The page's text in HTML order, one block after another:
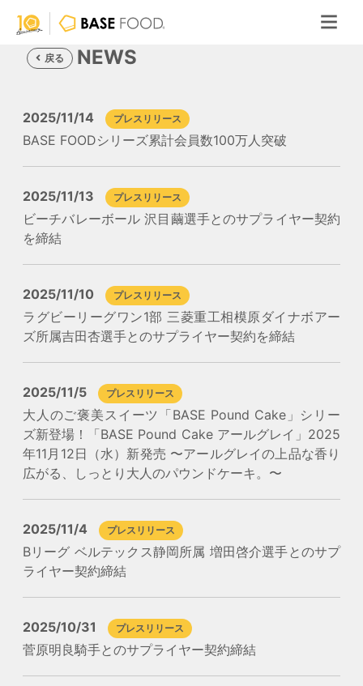
戻る NEWS
2025/11/14 プレスリリース
BASE FOODシリーズ累計会員数100万人突破
2025/11/13 プレスリリース
ビーチバレーボール 沢目繭選手とのサプライヤー契約
を締結
2025/11/10 プレスリリース
ラグビーリーグワン1部 三菱重工相模原ダイナボアー
ズ所属吉田杏選手とのサプライヤー契約を締結
2025/11/5 プレスリリース
大人のご褒美スイーツ「BASE Pound Cake」シリー
ズ新登場！「BASE Pound Cake アールグレイ」2025
年11月12日（水）新発売 〜アールグレイの上品な香り
広がる、しっとり大人のパウンドケーキ。〜
2025/11/4 プレスリリース
Bリーグ ベルテックス静岡所属 増田啓介選手とのサプ
ライヤー契約締結
2025/10/31 プレスリリース
菅原明良騎手とのサプライヤー契約締結